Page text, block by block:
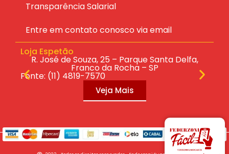
Transparência Salarial
Entre em contato conosco via email
Loja Espetão
R. José de Souza, 25 – Parque Santa Delfa,
Franco da Rocha – SP
Fonte: (11) 4819-7570
Veja Mais
FORMAS DE PAGAMENTO E REGRAS VIGENTES